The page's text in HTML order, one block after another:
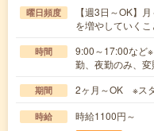
曜日頻度
【週3日～OK】
を増やしていく
時間
9:00～17:00など
勤、夜勤のみ、
期間 2ヶ月～OK ※ス
時給 時給1100円～